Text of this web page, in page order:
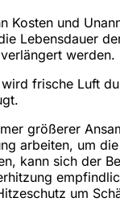
Kosten und
Lebensdauer
werden.
frische Luft
größerer
arbeiten, um
kann sich der
um